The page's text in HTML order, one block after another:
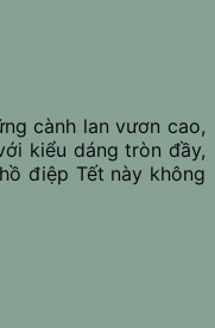
cành lan vươn cao,
kiểu dáng tròn đầy,
điệp Tết này không